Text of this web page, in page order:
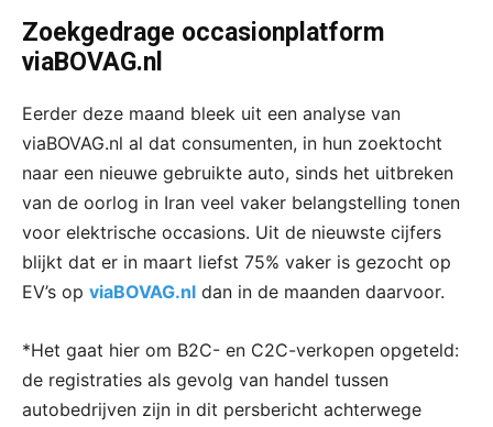
Zoekgedrage occasionplatform
viaBOVAG.nl
Eerder deze maand bleek uit een analyse van
viaBOVAG.nl al dat consumenten, in hun zoektocht
naar een nieuwe gebruikte auto, sinds het uitbreken
van de oorlog in Iran veel vaker belangstelling tonen
voor elektrische occasions. Uit de nieuwste cijfers
blijkt dat er in maart liefst 75% vaker is gezocht op
EV’s op viaBOVAG.nl dan in de maanden daarvoor.
*Het gaat hier om B2C- en C2C-verkopen opgeteld:
de registraties als gevolg van handel tussen
autobedrijven zijn in dit persbericht achterwege